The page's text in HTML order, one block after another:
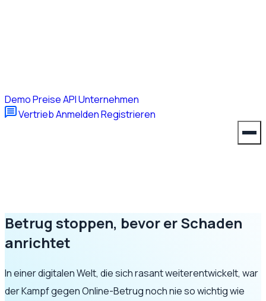
DemoPreiseAPIUnternehmen
VertriebAnmeldenRegistrieren
Betrug stoppen, bevor er Schaden
anrichtet
In einer digitalen Welt, die sich rasant weiterentwickelt, war
der Kampf gegen Online-Betrug noch nie so wichtig wie